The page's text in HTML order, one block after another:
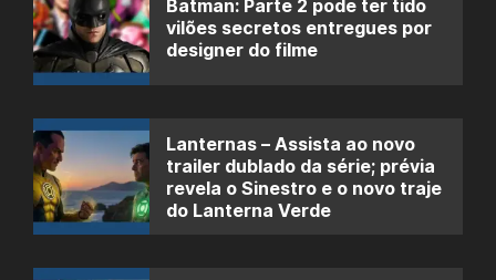
Batman: Parte 2 pode ter tido
vilões secretos entregues por
designer do filme
Lanternas – Assista ao novo
trailer dublado da série; prévia
revela o Sinestro e o novo traje
do Lanterna Verde